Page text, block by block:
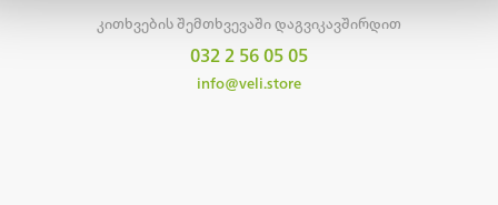
კითხვების შემთხვევაში დაგვიკავშირდით
032 2 56 05 05
info@veli.store